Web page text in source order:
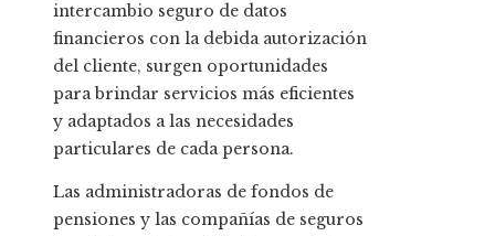
intercambio seguro de datos
financieros con la debida autorización
del cliente, surgen oportunidades
para brindar servicios más eficientes
y adaptados a las necesidades
particulares de cada persona.
Las administradoras de fondos de
pensiones y las compañías de seguros